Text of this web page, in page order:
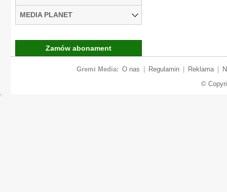
MEDIA PLANET
Zamów abonament
Gremi Media: O nas Regulamin Reklama
©